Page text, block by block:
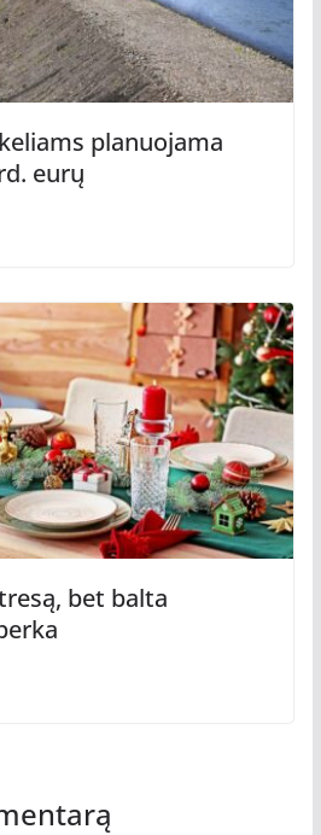
planuojama
eurų
bet balta